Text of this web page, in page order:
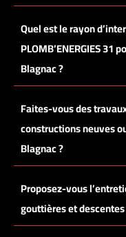
Quel est le rayon
PLOMB’ENERGIES 31
Blagnac ?
Faites-vous des
constructions neuves
Blagnac ?
Proposez-vous
gouttières et